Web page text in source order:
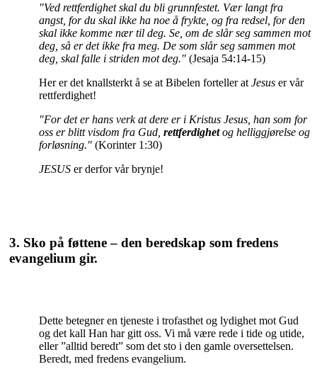
"Ved rettferdighet skal du bli grunnfestet. Vær langt fra
angst, for du skal ikke ha noe å frykte, og fra redsel, for den
skal ikke komme nær til deg. Se, om de slår seg sammen mot
deg, så er det ikke fra meg. De som slår seg sammen mot
deg, skal falle i striden mot deg."(Jesaja 54:14-15)
Her er det knallsterkt å se at Bibelen forteller atJesus er vår
rettferdighet!
"For det er hans verk at dere er i Kristus Jesus, han som for
oss er blitt visdom fra Gud,rettferdighetog helliggjørelse og
forløsning."(Korinter 1:30)
JESUS er derfor vår brynje!
3. Sko på føttene – den beredskap som fredens
evangelium gir.
Dette betegner en tjeneste i trofasthet og lydighet mot Gud
og det kall Han har gitt oss. Vi må være rede i tide og utide,
eller ”alltid beredt” som det sto i den gamle oversettelsen.
Beredt, med fredens evangelium.